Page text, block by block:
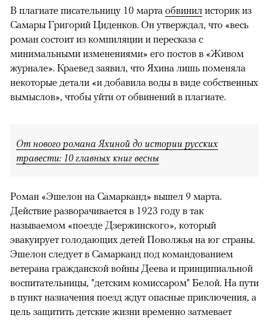
В плагиате писательницу 10 марта обвинил историк из
Самары Григорий Циденков. Он утверждал, что «весь
роман состоит из компиляции и пересказа с
минимальными изменениями» его постов в «Живом
журнале». Краевед заявил, что Яхина лишь поменяла
некоторые детали «и добавила воды в виде собственных
вымыслов», чтобы уйти от обвинений в плагиате.
00:00 /
От нового романа Яхиной до истории русских
травести: 10 главных книг весны
Роман «Эшелон на Самарканд» вышел 9 марта.
Действие разворачивается в 1923 году в так
называемом «поезде Дзержинского», который
эвакуирует голодающих детей Поволжья на юг страны.
Эшелон следует в Самарканд под командованием
ветерана гражданской войны Деева и принципиальной
воспитательницы, "детским комиссаром" Белой. На пути
в пункт назначения поезд ждут опасные приключения, а
цель защитить детские жизни временно затмевает